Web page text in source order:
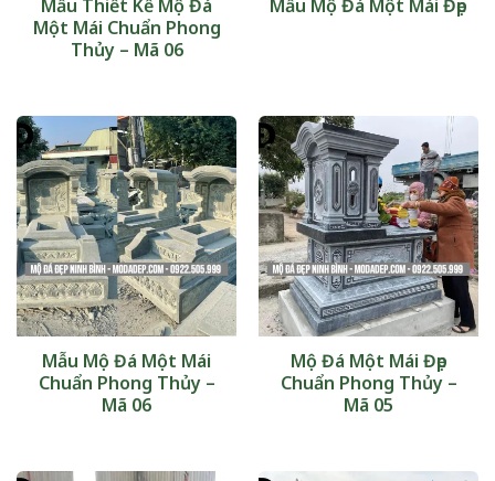
Mẫu Thiết Kế Mộ Đá
Một Mái Chuẩn Phong
Thủy – Mã 06
Mẫu Mộ Đá Một Mái Đẹp
Mẫu Mộ Đá Một Mái
Chuẩn Phong Thủy –
Mã 06
Mộ Đá Một Mái Đẹp
Chuẩn Phong Thủy –
Mã 05